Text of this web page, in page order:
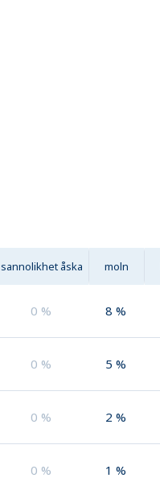
sannolikhet åska moln
0 % 8 %
0 % 5 %
0 % 2 %
0 % 1 %